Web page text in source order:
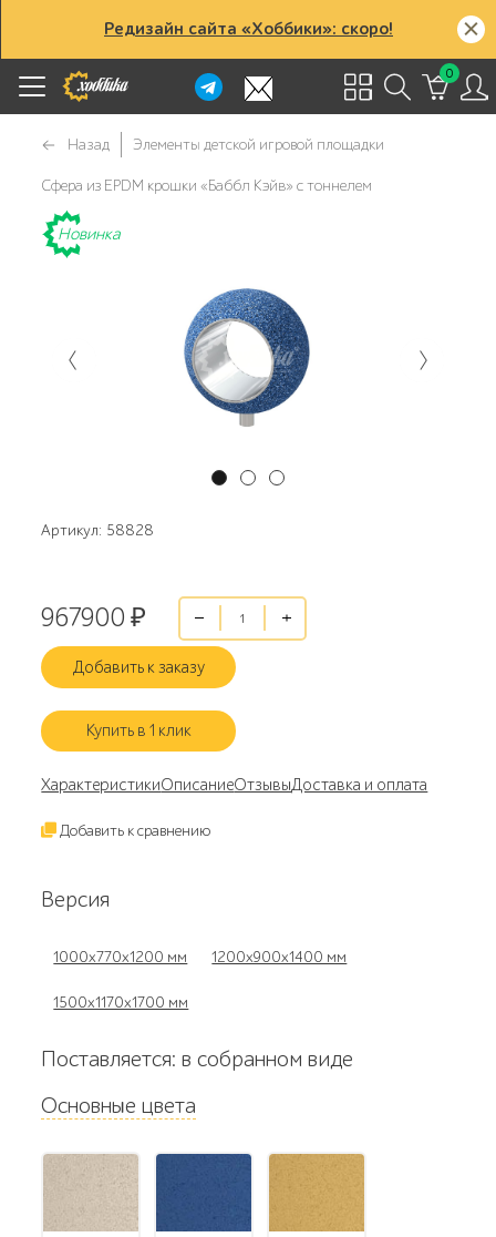
Редизайн сайта «Хоббики»: скоро!
0
Назад Элементы детской игровой площадки
Сфера из EPDM крошки «Баббл Кэйв» с тоннелем
Новинка
Артикул: 58828
967900 ₽
Добавить к заказу
Купить в 1 клик
ХарактеристикиОписаниеОтзывыДоставка и оплата
Добавить к сравнению
Версия
1000х770х1200 мм 1200х900х1400 мм
1500х1170х1700 мм
Поставляется: в собранном виде
Основные цвета